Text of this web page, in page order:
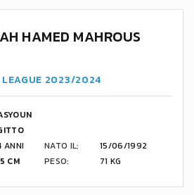
HAMED MAHROUS
LEAGUE 2023/2024
ANNI NATO IL:
15/06/1992
CM PESO: 71 KG